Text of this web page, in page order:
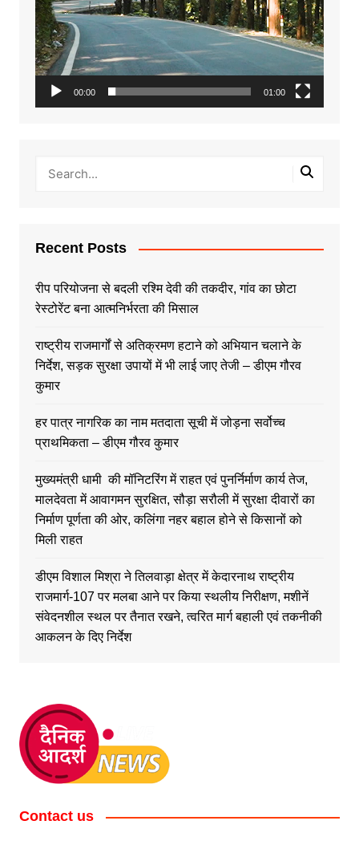
00:00 01:00
Recent Posts
रीप परियोजना से बदली रश्मि देवी की तकदीर, गांव का छोटा
रेस्टोरेंट बना आत्मनिर्भरता की मिसाल
राष्ट्रीय राजमार्गों से अतिक्रमण हटाने को अभियान चलाने के
निर्देश, सड़क सुरक्षा उपायों में भी लाई जाए तेजी – डीएम गौरव
कुमार
हर पात्र नागरिक का नाम मतदाता सूची में जोड़ना सर्वोच्च
प्राथमिकता – डीएम गौरव कुमार
मुख्यमंत्री धामी की मॉनिटरिंग में राहत एवं पुनर्निर्माण कार्य तेज,
मालदेवता में आवागमन सुरक्षित, सौड़ा सरौली में सुरक्षा दीवारों का
निर्माण पूर्णता की ओर, कलिंगा नहर बहाल होने से किसानों को
मिली राहत
डीएम विशाल मिश्रा ने तिलवाड़ा क्षेत्र में केदारनाथ राष्ट्रीय
राजमार्ग-107 पर मलबा आने पर किया स्थलीय निरीक्षण, मशीनें
संवेदनशील स्थल पर तैनात रखने, त्वरित मार्ग बहाली एवं तकनीकी
आकलन के दिए निर्देश
Contact us